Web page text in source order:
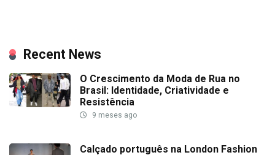
Recent News
O Crescimento da Moda de Rua no
Brasil: Identidade, Criatividade e
Resistência
9 meses ago
Calçado português na London Fashion